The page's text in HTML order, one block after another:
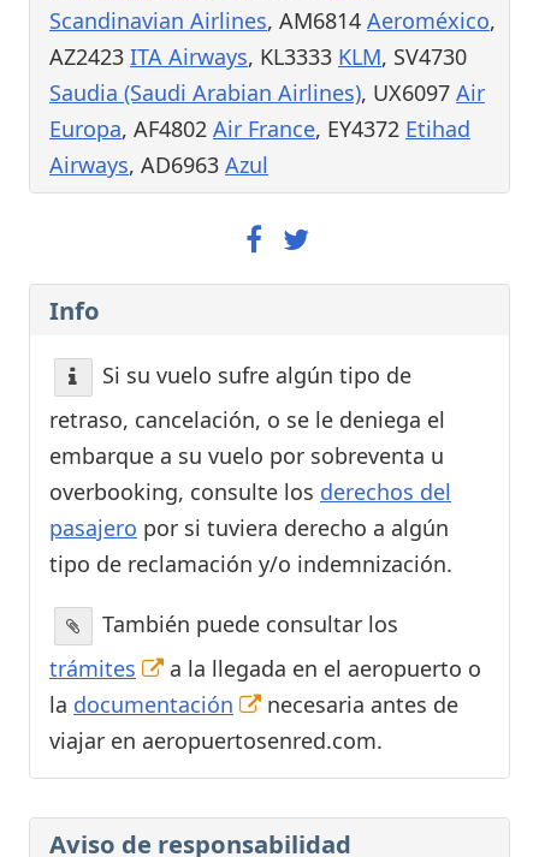
Scandinavian Airlines, AM6814 Aeroméxico,
AZ2423 ITA Airways, KL3333 KLM, SV4730
Saudia (Saudi Arabian Airlines), UX6097 Air
Europa, AF4802 Air France, EY4372 Etihad
Airways, AD6963 Azul
Info
Si su vuelo sufre algún tipo de
retraso, cancelación, o se le deniega el
embarque a su vuelo por sobreventa u
overbooking, consulte los derechos del
pasajero por si tuviera derecho a algún
tipo de reclamación y/o indemnización.
También puede consultar los
trámites
a la llegada en el aeropuerto o
la documentación
necesaria antes de
viajar en aeropuertosenred.com.
Aviso de responsabilidad